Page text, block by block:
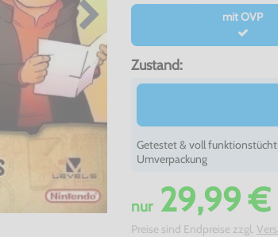
mit OVP
Zustand:
Getestet & voll
Umverpackung
nur29,99 €
Preise sind Endpreise zzgl.